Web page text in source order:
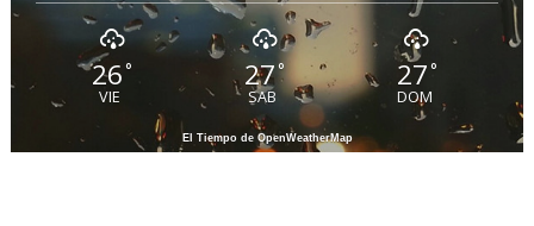
26°
VIE
27 °
SAB
27°
DOM
El Tiempo de OpenWeatherMap